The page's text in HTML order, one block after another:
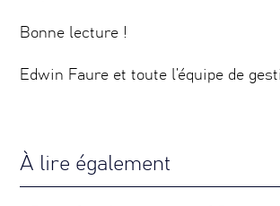
Bonne lecture !
Edwin Faure et toute l’équipe de
À lire également